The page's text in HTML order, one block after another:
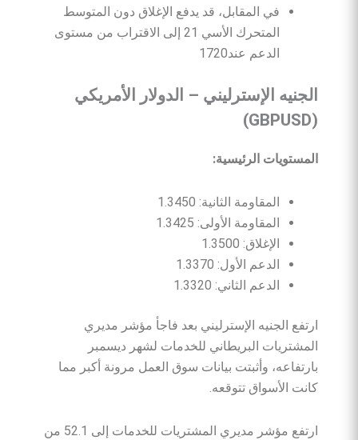
في المقابل، قد يدفع الإغلاق دون المتوسط
المتحرك الأسي 21 إلى الاقتراب من مستوى
الدعم عند1720
الجنيه الإسترليني – الدولار
الأمريكي
(GBPUSD)
المستويات الرئيسية:
المقاومة الثانية: 1.3450
المقاومة الأولى: 1.3425
الإغلاق: 1.3500
الدعم الأول: 1.3370
الدعم الثاني: 1.3320
ارتفع الجنيه الإسترليني بعد فاجأ مؤشر مديري
المشتريات البريطاني للخدمات لشهر ديسمبر
بارتفاعه، وأثبتت بيانات سوق العمل مرونة أكبر مما
كانت الأسواق تتوقعه.
ارتفع مؤشر مديري المشتريات للخدمات إلى 52.1 من